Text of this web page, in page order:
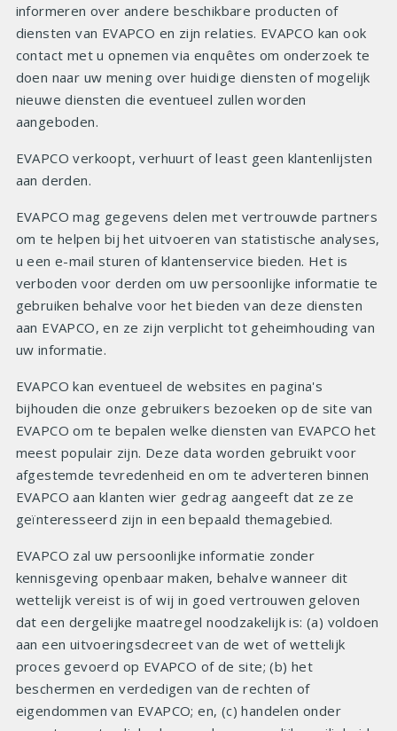
informeren over andere beschikbare producten of
diensten van EVAPCO en zijn relaties. EVAPCO kan ook
contact met u opnemen via enquêtes om onderzoek te
doen naar uw mening over huidige diensten of mogelijk
nieuwe diensten die eventueel zullen worden
aangeboden.
EVAPCO verkoopt, verhuurt of least geen klantenlijsten
aan derden.
EVAPCO mag gegevens delen met vertrouwde partners
om te helpen bij het uitvoeren van statistische analyses,
u een e-mail sturen of klantenservice bieden. Het is
verboden voor derden om uw persoonlijke informatie te
gebruiken behalve voor het bieden van deze diensten
aan EVAPCO, en ze zijn verplicht tot geheimhouding van
uw informatie.
EVAPCO kan eventueel de websites en pagina's
bijhouden die onze gebruikers bezoeken op de site van
EVAPCO om te bepalen welke diensten van EVAPCO het
meest populair zijn. Deze data worden gebruikt voor
afgestemde tevredenheid en om te adverteren binnen
EVAPCO aan klanten wier gedrag aangeeft dat ze ze
geïnteresseerd zijn in een bepaald themagebied.
EVAPCO zal uw persoonlijke informatie zonder
kennisgeving openbaar maken, behalve wanneer dit
wettelijk vereist is of wij in goed vertrouwen geloven
dat een dergelijke maatregel noodzakelijk is: (a) voldoen
aan een uitvoeringsdecreet van de wet of wettelijk
proces gevoerd op EVAPCO of de site; (b) het
beschermen en verdedigen van de rechten of
eigendommen van EVAPCO; en, (c) handelen onder